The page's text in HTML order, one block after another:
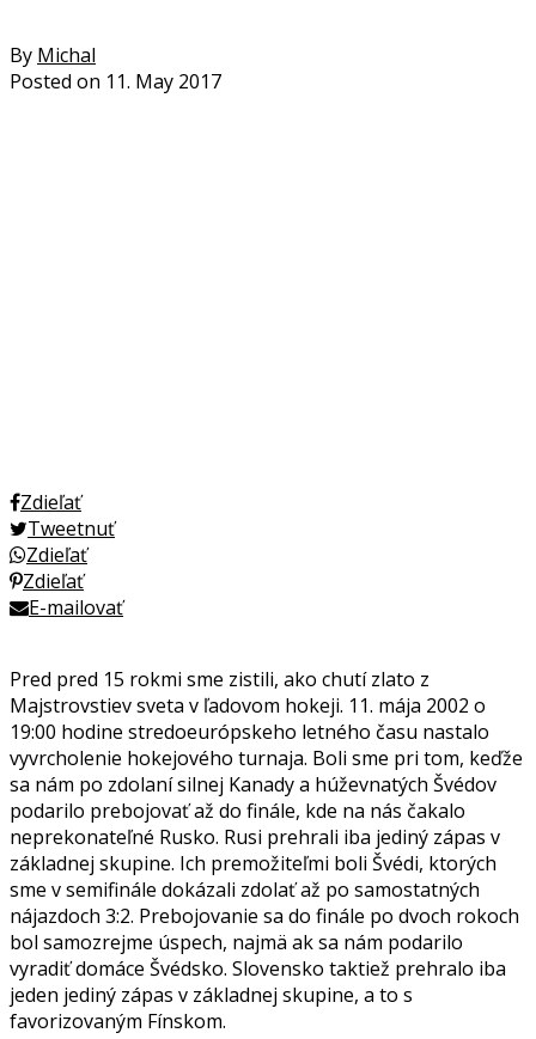
By Michal
Posted on 11. May 2017
Zdieľať
Tweetnuť
Zdieľať
Zdieľať
E-mailovať
Pred pred 15 rokmi sme zistili, ako chutí zlato z
Majstrovstiev sveta v ľadovom hokeji. 11. mája 2002 o
19:00 hodine stredoeurópskeho letného času nastalo
vyvrcholenie hokejového turnaja. Boli sme pri tom, keďže
sa nám po zdolaní silnej Kanady a húževnatých Švédov
podarilo prebojovať až do finále, kde na nás čakalo
neprekonateľné Rusko. Rusi prehrali iba jediný zápas v
základnej skupine. Ich premožiteľmi boli Švédi, ktorých
sme v semifinále dokázali zdolať až po samostatných
nájazdoch 3:2. Prebojovanie sa do finále po dvoch rokoch
bol samozrejme úspech, najmä ak sa nám podarilo
vyradiť domáce Švédsko. Slovensko taktiež prehralo iba
jeden jediný zápas v základnej skupine, a to s
favorizovaným Fínskom.